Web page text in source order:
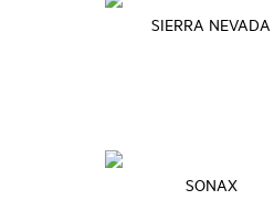
SIERRA NEVADA
SONAX